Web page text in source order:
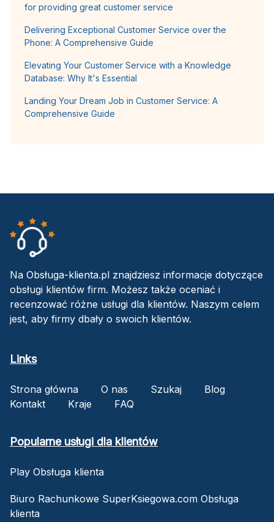
for providing great customer service
Delivering Exceptional Customer Service over the
Phone: A Comprehensive Guide
Elevating Your Customer Service with a Knowledge
Database: Why It's Essential
Landing Your Dream Job in Customer Service: A
Comprehensive Guide
Na Obsługa-klienta.pl znajdziesz informacje dotyczące
obsługi klientów firm. Możesz także oceniać i
recenzować różne usługi dla klientów. Naszym celem
jest, aby firmy dbały o swoich klientów.
Links
Strona główna O nas Szukaj
Blog
Kontakt
Kraje FAQ
Popularne usługi dla klientów
Play Obsługa klienta
Biuro Rachunkowe SuperKsiegowa.com Obsługa
klienta